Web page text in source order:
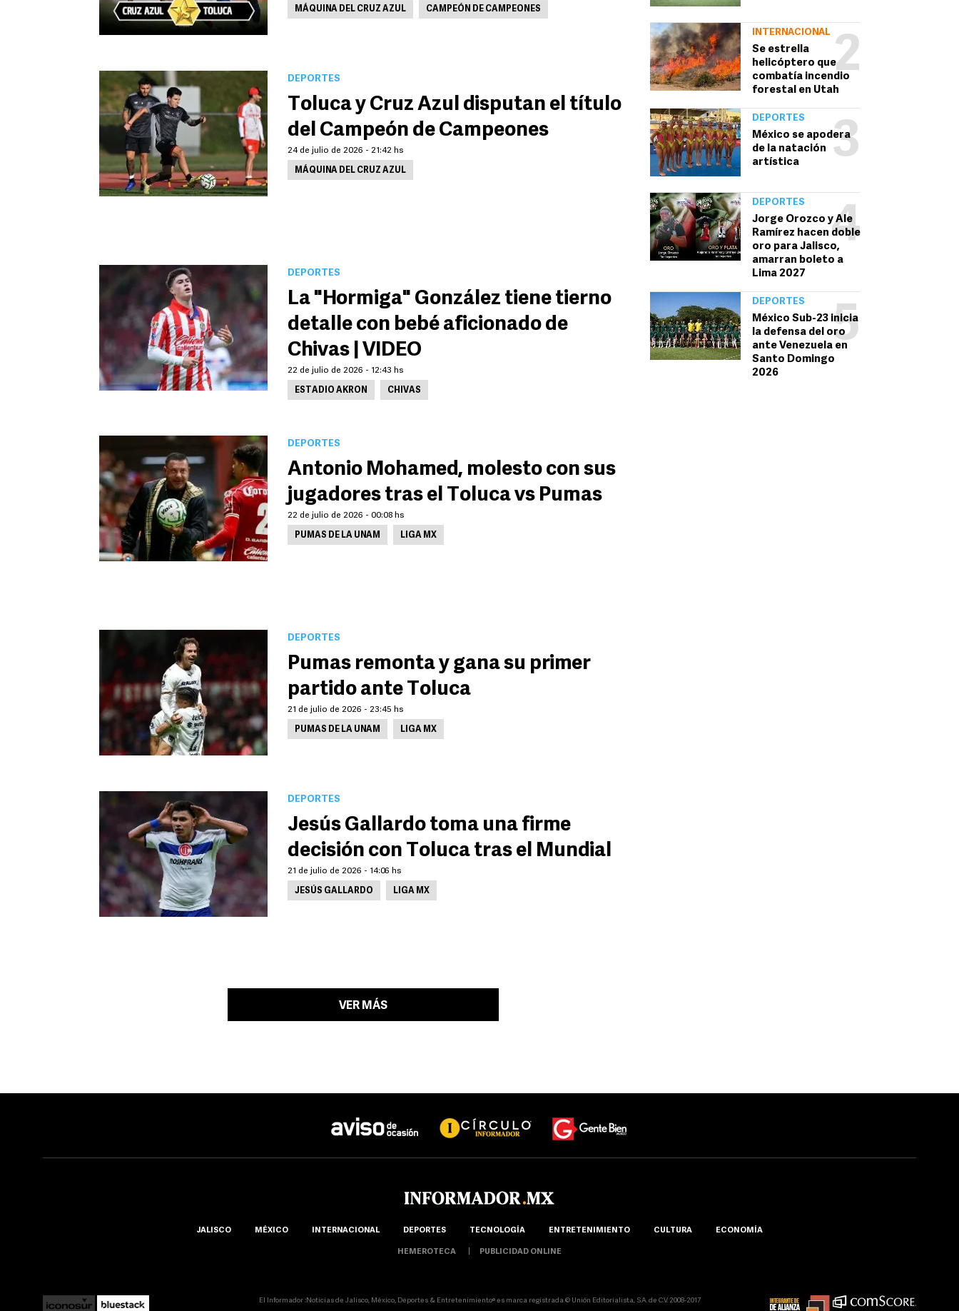
2
INTERNACIONAL
Se estrella
helicóptero que
combatía incendio
forestal en Utah
3
DEPORTES
México se apodera
de la natación
artística
4
DEPORTES
Jorge Orozco y Ale
Ramírez hacen doble
oro para Jalisco,
amarran boleto a
Lima 2027
5
DEPORTES
México Sub-23 inicia
la defensa del oro
ante Venezuela en
Santo Domingo
2026
MÁQUINA DEL CRUZ AZUL CAMPEÓN DE CAMPEONES
DEPORTES
Toluca y Cruz Azul disputan el título
del Campeón de Campeones
24 de julio de 2026 - 21:42 hs
MÁQUINA DEL CRUZ AZUL
DEPORTES
La "Hormiga" González tiene tierno
detalle con bebé aficionado de
Chivas | VIDEO
22 de julio de 2026 - 12:43 hs
ESTADIO AKRON CHIVAS
DEPORTES
Antonio Mohamed, molesto con sus
jugadores tras el Toluca vs Pumas
22 de julio de 2026 - 00:08 hs
PUMAS DE LA UNAM LIGA MX
DEPORTES
Pumas remonta y gana su primer
partido ante Toluca
21 de julio de 2026 - 23:45 hs
PUMAS DE LA UNAM LIGA MX
DEPORTES
Jesús Gallardo toma una firme
decisión con Toluca tras el Mundial
21 de julio de 2026 - 14:06 hs
JESÚS GALLARDO LIGA MX
VER MÁS
JALISCO MÉXICO INTERNACIONAL DEPORTES TECNOLOGÍA ENTRETENIMIENTO CULTURA ECONOMÍA
HEMEROTECA PUBLICIDAD ONLINE
El Informador ::Noticias de Jalisco, México, Deportes & Entretenimiento® es marca registrada © Unión Editorialista, S.A. de C.V. 2008-2017